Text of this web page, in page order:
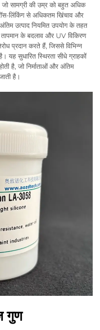
सामग्री की उम्र को बहुत अधिक
लिंकिंग से अधिकतम खिंचाव और
उत्पाद नियमित उपयोग के तहत
तापमान के बदलाव और UV विकिरण
प्रदान करते हैं, जिससे विभिन्न
यह सुधारित स्थिरता सीधे ग्राहकों
है, जो निर्माताओं और अंतिम
है।
गुण